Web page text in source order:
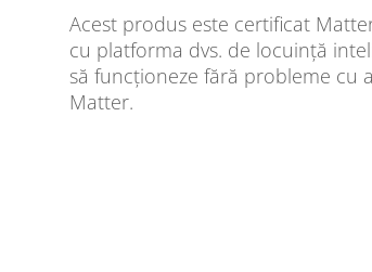
Acest produs este certificat
cu platforma dvs. de locuință
să funcționeze fără probleme cu
Matter.